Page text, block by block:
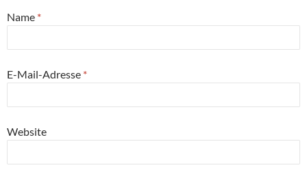
Name *
E-Mail-Adresse *
Website